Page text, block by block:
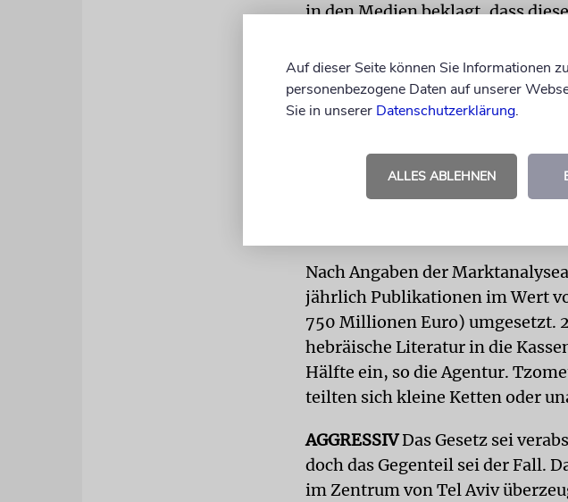
in den Medien beklagt, dass
etwas zu verdienen.
Der Knessetabgeordnete Nissan
neuen Gesetzesvorschlag
mehr als 40 Prozent Nachlass
Gesetzes hatte Horowitz noch
Nach Angaben der
jährlich Publikationen im Wert
750 Millionen Euro) umgesetzt.
hebräische Literatur in die
Hälfte ein, so die Agentur.
teilten sich kleine Ketten oder
AGGRESSIVDas Gesetz sei
doch das Gegenteil sei der Fall.
im Zentrum von Tel Aviv
Auf dieser Seite können Sie Informationen
personenbezogene Daten auf unserer
Sie in unserer Datenschutzerklärung.
ALLES ABLEHNEN